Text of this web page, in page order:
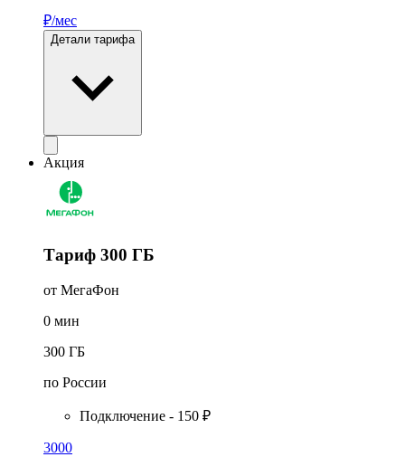
₽/мес
Детали тарифа
Акция
Тариф 300 ГБ
от МегаФон
0 мин
300 ГБ
по России
Подключение - 150 ₽
3000